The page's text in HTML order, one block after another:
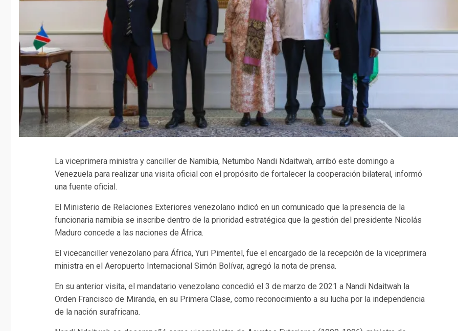
La viceprimera ministra y canciller de Namibia, Netumbo Nandi Ndaitwah, arribó este domingo a
Venezuela para realizar una visita oficial con el propósito de fortalecer la cooperación bilateral, informó
una fuente oficial.
El Ministerio de Relaciones Exteriores venezolano indicó en un comunicado que la presencia de la
funcionaria namibia se inscribe dentro de la prioridad estratégica que la gestión del presidente Nicolás
Maduro concede a las naciones de África.
El vicecanciller venezolano para África, Yuri Pimentel, fue el encargado de la recepción de la viceprimera
ministra en el Aeropuerto Internacional Simón Bolívar, agregó la nota de prensa.
En su anterior visita, el mandatario venezolano concedió el 3 de marzo de 2021 a Nandi Ndaitwah la
Orden Francisco de Miranda, en su Primera Clase, como reconocimiento a su lucha por la independencia
de la nación surafricana.